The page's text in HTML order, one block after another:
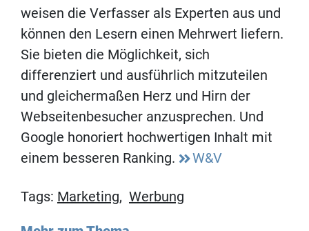
weisen die Verfasser als Experten aus und
können den Lesern einen Mehrwert liefern.
Sie bieten die Möglichkeit, sich
differenziert und ausführlich mitzuteilen
und gleichermaßen Herz und Hirn der
Webseitenbesucher anzusprechen. Und
Google honoriert hochwertigen Inhalt mit
einem besseren Ranking.
W&V
Tags: Marketing, Werbung